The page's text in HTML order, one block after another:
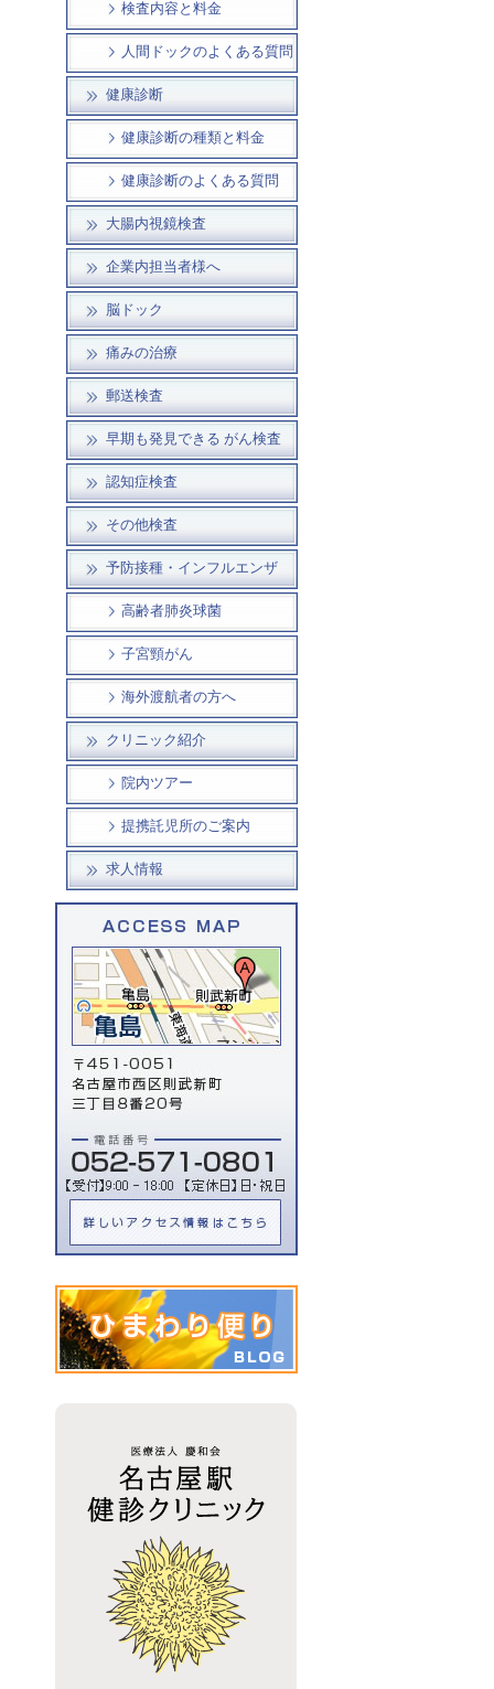
検査内容と料金
人間ドックのよくある質問
健康診断
健康診断の種類と料金
健康診断のよくある質問
大腸内視鏡検査
企業内担当者様へ
脳ドック
痛みの治療
郵送検査
早期も発見できる がん検査
認知症検査
その他検査
予防接種・インフルエンザ
高齢者肺炎球菌
子宮頸がん
海外渡航者の方へ
クリニック紹介
院内ツアー
提携託児所のご案内
求人情報